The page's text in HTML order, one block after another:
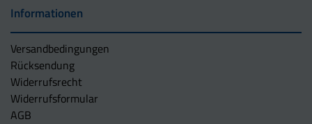
Informationen
Versandbedingungen
Rücksendung
Widerrufsrecht
Widerrufsformular
AGB